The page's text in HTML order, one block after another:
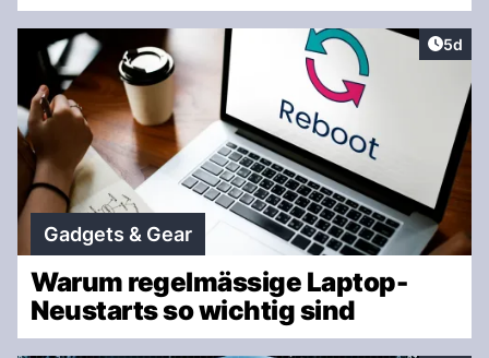
5d
Gadgets & Gear
Warum regelmässige Laptop-
Neustarts so wichtig sind